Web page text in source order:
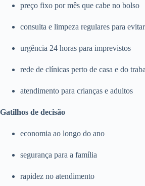
preço fixo por mês que cabe no bolso
consulta e limpeza regulares para
urgência 24 horas para imprevistos
rede de clínicas perto de casa e do
atendimento para crianças e adultos
Gatilhos de decisão
economia ao longo do ano
segurança para a família
rapidez no atendimento